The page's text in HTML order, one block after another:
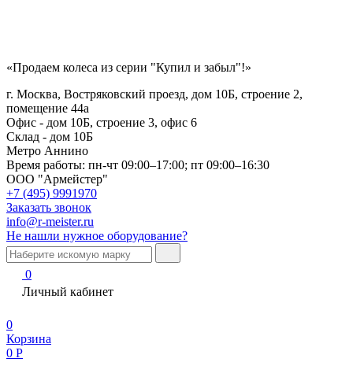
«Продаем колеса из серии "Купил и забыл"!»
г. Москва, Востряковский проезд, дом 10Б, строение 2,
помещение 44а
Офис - дом 10Б, строение 3, офис 6
Склад - дом 10Б
Метро Аннино
Время работы: пн-чт 09:00–17:00; пт 09:00–16:30
ООО "Армейстер"
+7 (495) 9991970
Заказать звонок
info@r-meister.ru
Не нашли нужное оборудование?
0
Личный кабинет
0
Корзина
0 Р